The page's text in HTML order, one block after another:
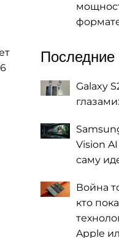
Последние
Galaxy
Vision
саму
Война
кто
Apple